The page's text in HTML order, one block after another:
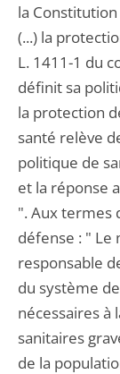
la
(...) la
L. 1411-1 du
définit sa
la protection
santé relève
politique de
et la réponse
". Aux termes
défense : " Le
responsable
du système
nécessaires à
sanitaires
de la